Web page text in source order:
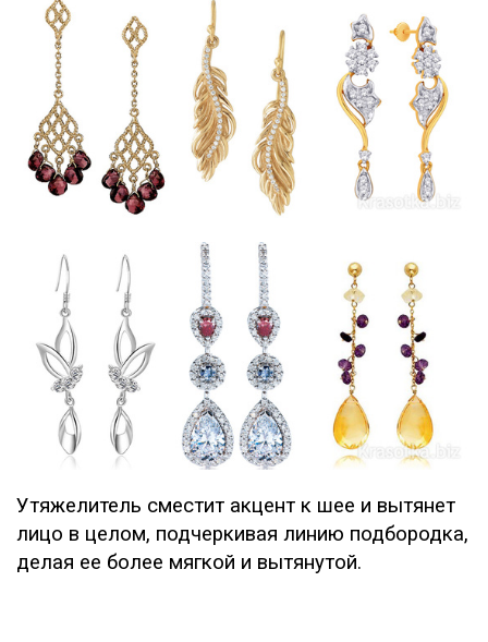
Утяжелитель сместит акцент к шее и вытянет
лицо в целом, подчеркивая линию подбородка,
делая ее более мягкой и вытянутой.